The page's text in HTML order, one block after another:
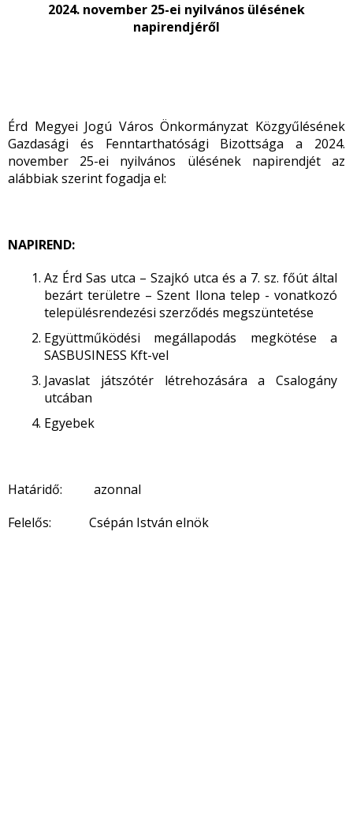
2024. november 25-ei nyilvános ülésének
napirendjéről
Érd Megyei Jogú Város Önkormányzat Közgyűlésének
Gazdasági és Fenntarthatósági Bizottsága a 2024.
november 25-ei nyilvános ülésének napirendjét az
alábbiak szerint fogadja el:
NAPIREND:
Az Érd Sas utca – Szajkó utca és a 7. sz. főút által
bezárt területre – Szent Ilona telep - vonatkozó
településrendezési szerződés megszüntetése
Együttműködési megállapodás megkötése a
SASBUSINESS Kft-vel
Javaslat játszótér létrehozására a Csalogány
utcában
Egyebek
Határidő: azonnal
Felelős: Csépán István elnök